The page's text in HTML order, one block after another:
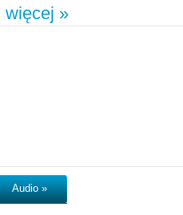
więcej »
Audio »